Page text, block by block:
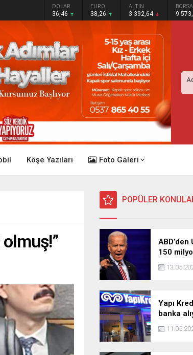
DOLAR
36,46
EURO
38,26
ALTIN
3.392,64
BORSA
Köşe Yazıları Foto Galeri
POPÜLER
ABD’den
150
askeri
Yapı
banka